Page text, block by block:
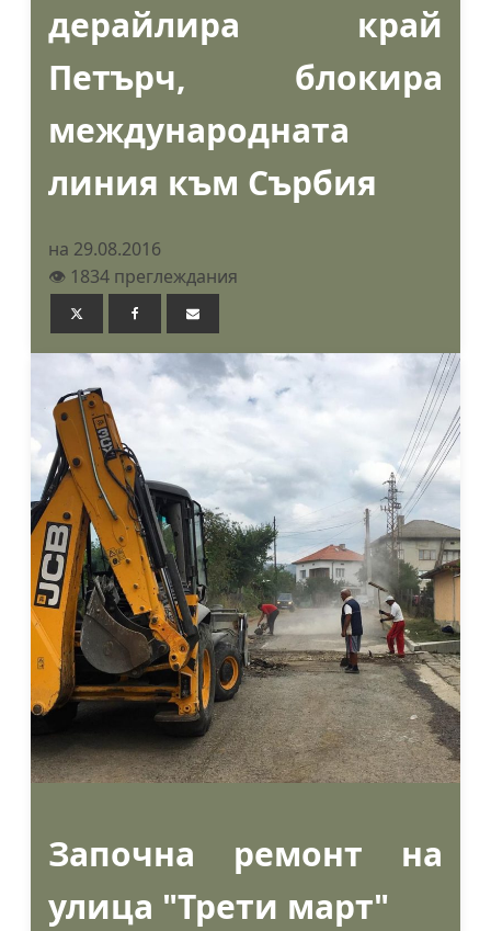
дерайлира край
Петърч, блокира
международната
линия към Сърбия
на 29.08.2016
👁️ 1834 преглеждания
Започна ремонт на
улица "Трети март"